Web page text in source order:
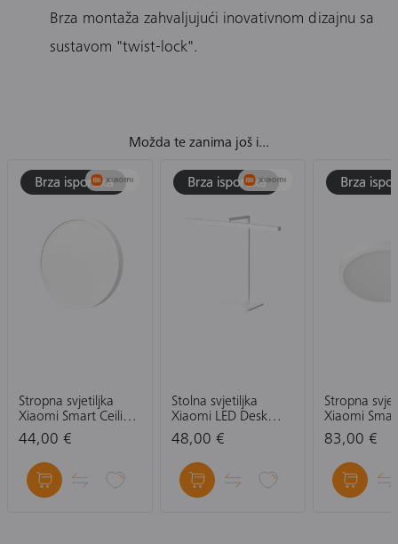
Brza montaža zahvaljujući inovativnom dizajnu sa
sustavom "twist-lock".
Možda te zanima još i...
Stropna svjetiljka
Xiaomi Smart Ceiling
Light D20
44,00 €
Stolna svjetiljka
Xiaomi LED Desk
Lamp 2
48,00 €
Stropna
Xiaomi
Light D40
83,00 €